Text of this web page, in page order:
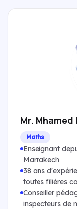
Mr. Mhamed
Maths
Enseignant
Marrakech
38 ans
toutes filières
Conseiller
inspecteurs de